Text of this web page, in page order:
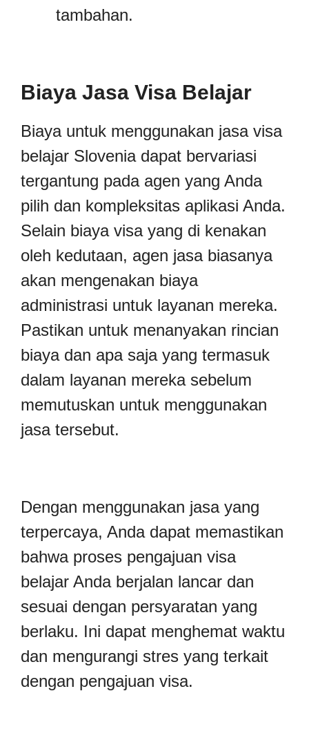
tambahan.
Biaya Jasa Visa Belajar
Biaya untuk menggunakan jasa visa
belajar Slovenia dapat bervariasi
tergantung pada agen yang Anda
pilih dan kompleksitas aplikasi Anda.
Selain biaya visa yang di kenakan
oleh kedutaan, agen jasa biasanya
akan mengenakan biaya
administrasi untuk layanan mereka.
Pastikan untuk menanyakan rincian
biaya dan apa saja yang termasuk
dalam layanan mereka sebelum
memutuskan untuk menggunakan
jasa tersebut.
Dengan menggunakan jasa yang
terpercaya, Anda dapat memastikan
bahwa proses pengajuan visa
belajar Anda berjalan lancar dan
sesuai dengan persyaratan yang
berlaku. Ini dapat menghemat waktu
dan mengurangi stres yang terkait
dengan pengajuan visa.